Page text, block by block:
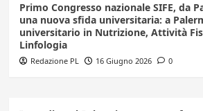
Primo Congresso nazionale SIFE, da
una nuova sfida universitaria: a
universitario in Nutrizione, Attività
Linfologia
Redazione PL 16 Giugno 2026 0